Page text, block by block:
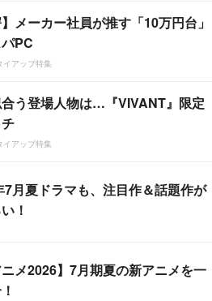
】メーカー社員が推す「10万円台」
PC
イアップ特集
う登場人物は…『VIVANT』限定
イアップ特集
7月夏ドラマも、注目作＆話題作が
！
ニメ2026】7月期夏の新アニメを一